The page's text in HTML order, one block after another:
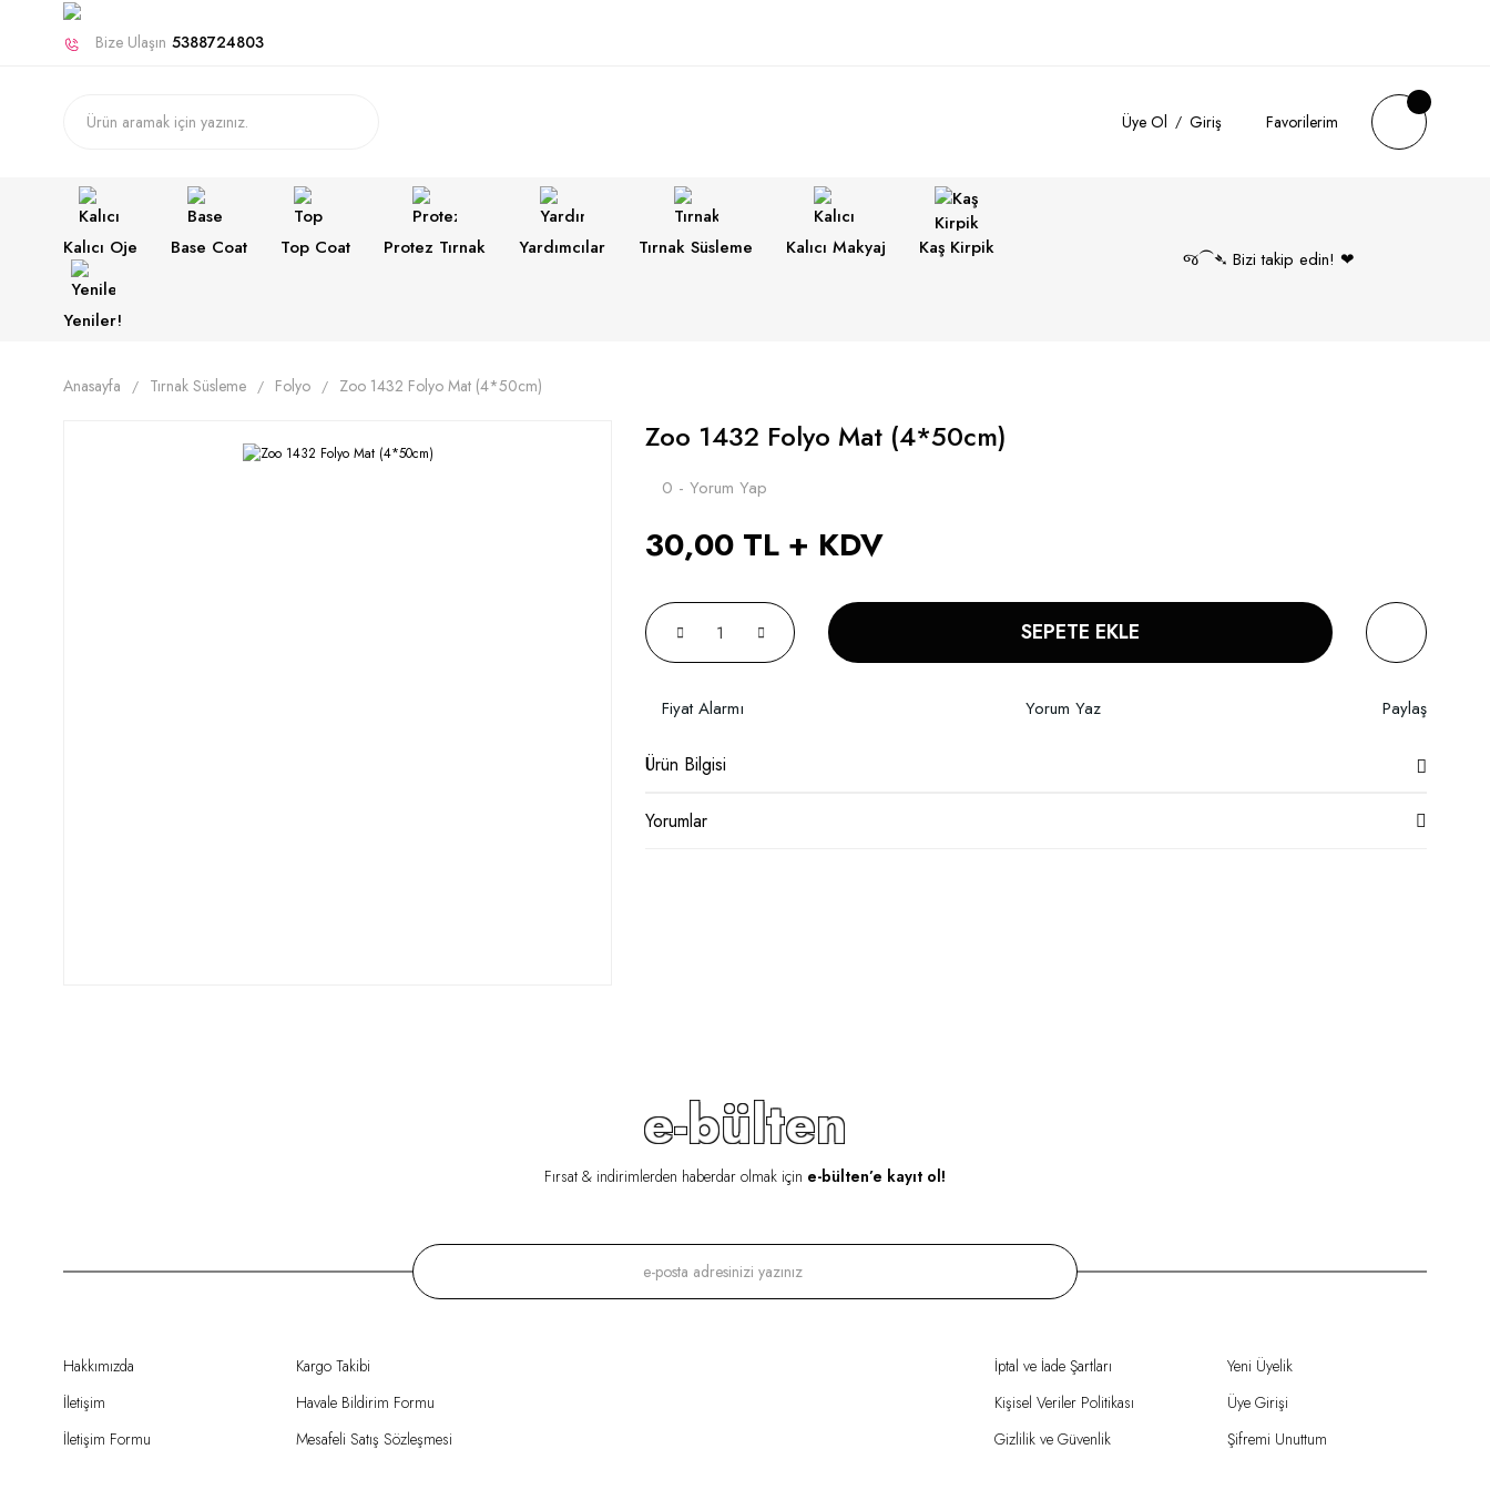
Bize Ulaşın 5388724803
Üye Ol Giriş Favorilerim
Kalıcı Oje Base Coat Top Coat Protez Tırnak Yardımcılar Tırnak Süsleme Kalıcı Makyaj Kaş Kirpik
Yeniler!
જ⁀➴ Bizi takip edin! ❤︎
Anasayfa Tırnak Süsleme Folyo Zoo 1432 Folyo Mat (4*50cm)
Zoo 1432 Folyo Mat (4*50cm)
0 - Yorum Yap
30,00 TL + KDV
SEPETE EKLE
Fiyat Alarmı Yorum Yaz Paylaş
Ürün Bilgisi
Yorumlar
e-bülten
Fırsat & indirimlerden haberdar olmak için e-bülten’e kayıt ol!
Hakkımızda
İletişim
İletişim Formu
Kargo Takibi
Havale Bildirim Formu
Mesafeli Satış Sözleşmesi
İptal ve İade Şartları
Kişisel Veriler Politikası
Gizlilik ve Güvenlik
Yeni Üyelik
Üye Girişi
Şifremi Unuttum